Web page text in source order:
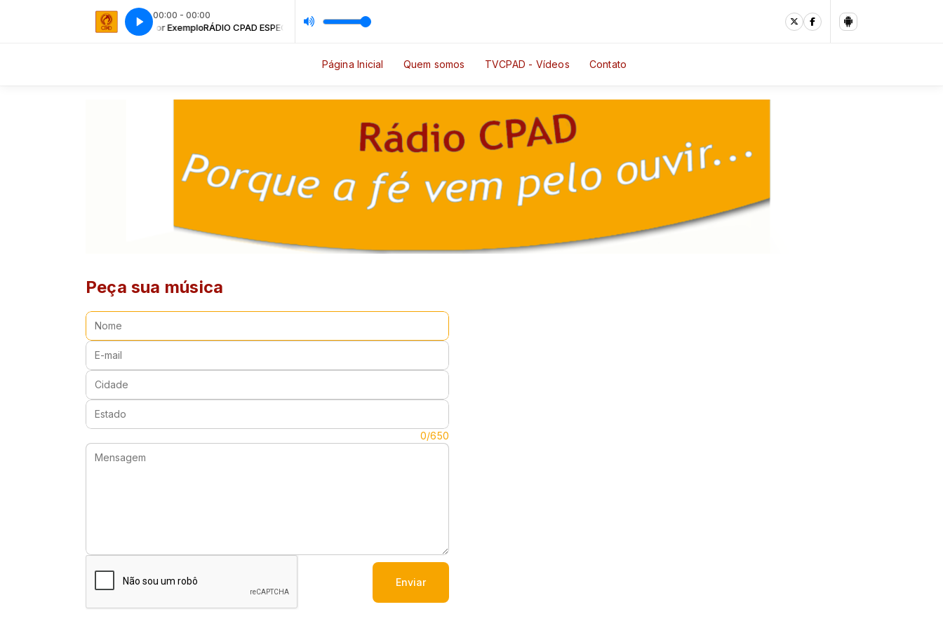
00:00 - 00:00
RÁDIO CPAD ESPECIAL com Locutor ExemploRÁDIO CPAD ESPECIAL com Locutor Exemplo
SPOT BíBlia Cronológica 30 SPOT BíBlia Cronológica 30
Página Inicial Quem somos TVCPAD - Vídeos Contato
Peça sua música
Nome:
E-mail:
Cidade:
Estado:
0/650
Enviar